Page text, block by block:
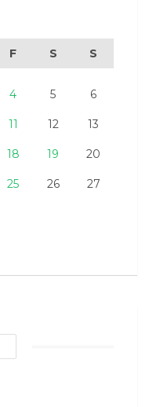
F S S
4 5 6
11 12 13
18 19 20
25 26 27